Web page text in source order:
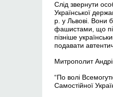
Слід звернути
Української
р. у Львові. Вони
фашистами, що
пізніше
подавати
Митрополит
“По волі
Самостійної